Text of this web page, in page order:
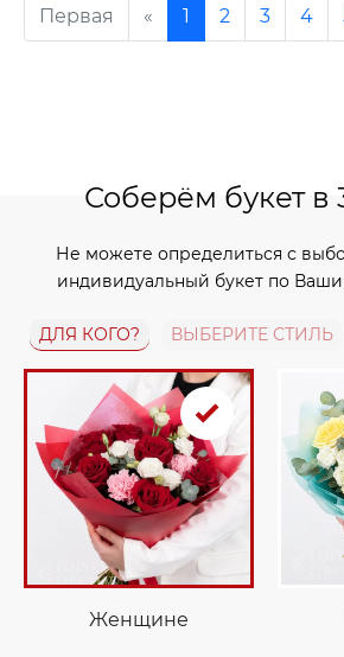
Первая « 1 2 3 4
Соберём букет в
Не можете определиться с
индивидуальный букет по
ДЛЯ КОГО? ВЫБЕРИТЕ СТИЛЬ
Женщине